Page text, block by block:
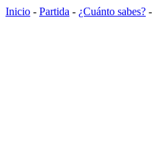
Inicio - Partida - ¿Cuánto sabes? -